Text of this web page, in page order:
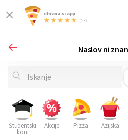
ehrana.si app
(53)
Naslov ni znan
Študentski
boni
Akcije Pizza Azijska